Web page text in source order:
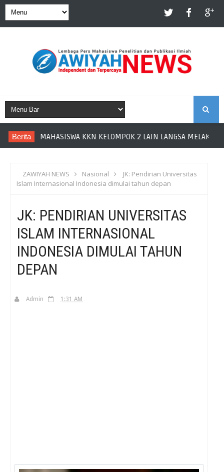
Berita MAHASISWA KKN KELOMPOK 2 LAIN LANGSA
ZAWIYAH NEWS Nasional
JK: Pendirian Universitas
Islam Internasional Indonesia dimulai tahun depan
JK: PENDIRIAN UNIVERSITAS
ISLAM INTERNASIONAL
INDONESIA DIMULAI TAHUN
DEPAN
Admin 1:31 AM